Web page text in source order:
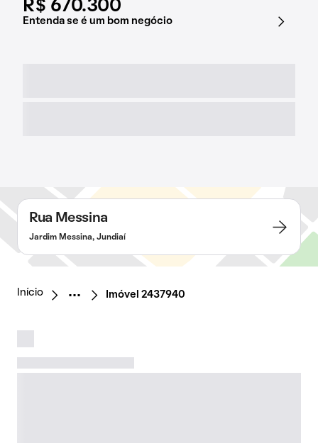
R$ 670.300
Entenda se é um bom negócio
Rua Messina
Jardim Messina, Jundiaí
Início Imóvel 2437940